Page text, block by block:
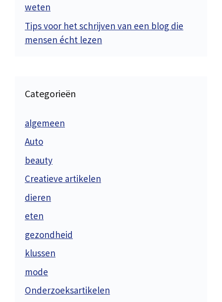
weten
Tips voor het schrijven van een blog die
mensen écht lezen
Categorieën
algemeen
Auto
beauty
Creatieve artikelen
dieren
eten
gezondheid
klussen
mode
Onderzoeksartikelen